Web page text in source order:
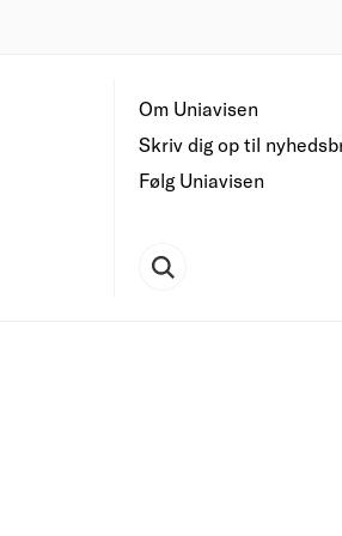
Om Uniavisen
Skriv dig op til
Følg Uniavisen